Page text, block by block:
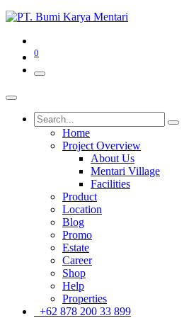
0
Home
Project Overview
About Us
Mentari Village
Facilities
Product
Location
Blog
Promo
Estate
Career
Shop
Help
Properties
+62 878 200 33 899